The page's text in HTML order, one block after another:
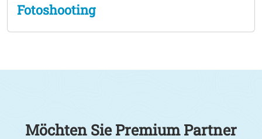
Fotoshooting
Möchten Sie Premium Partner